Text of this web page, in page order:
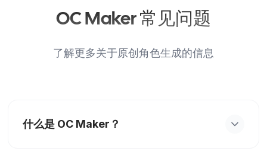
OC Maker 常见问题
了解更多关于原创角色生成的信息
什么是 OC Maker？